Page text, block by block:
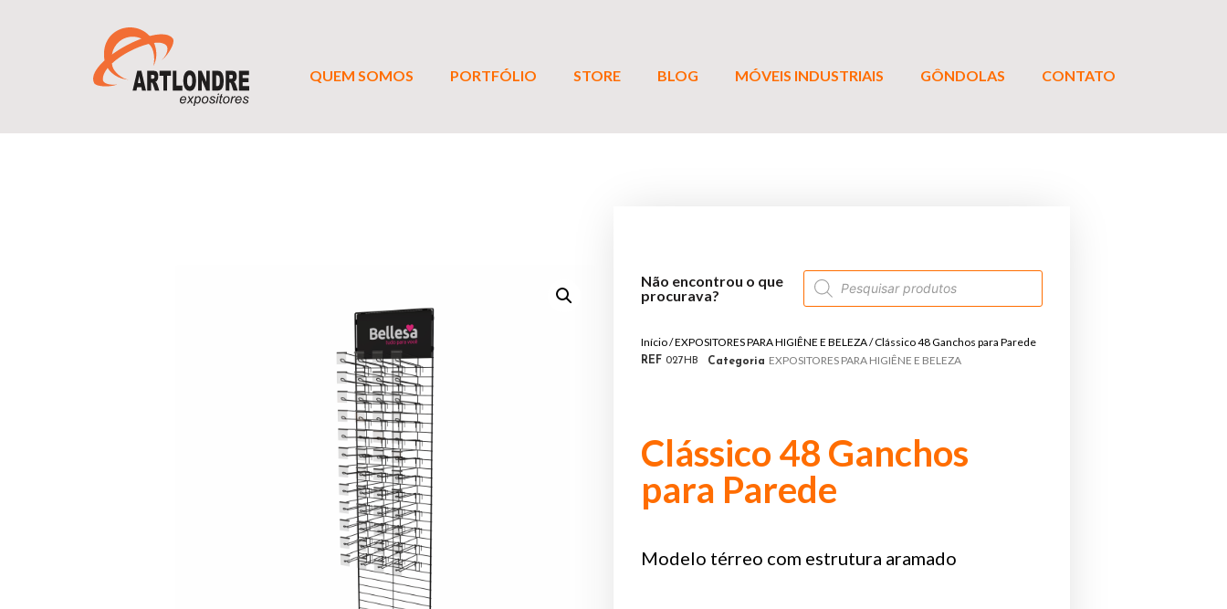
QUEM SOMOS PORTFÓLIO STORE BLOG MÓVEIS INDUSTRIAIS GÔNDOLAS CONTATO
Não encontrou o que
procurava?
Início/EXPOSITORES PARA HIGIÊNE E BELEZA/ Clássico 48 Ganchos para Parede
REF 027HB Categoria EXPOSITORES PARA HIGIÊNE E BELEZA
Clássico 48 Ganchos
para Parede
Modelo térreo com estrutura aramado